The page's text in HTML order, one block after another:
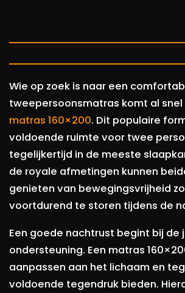
Wie op zoek is naar een
tweepersoonsmatras komt al snel
matras 160×200. Dit populaire
voldoende ruimte voor twee
tegelijkertijd in de meeste
de royale afmetingen kunnen
genieten van bewegingsvrijheid
voortdurend te storen tijdens de
Een goede nachtrust begint bij de
ondersteuning. Een matras
aanpassen aan het lichaam en
voldoende tegendruk bieden.